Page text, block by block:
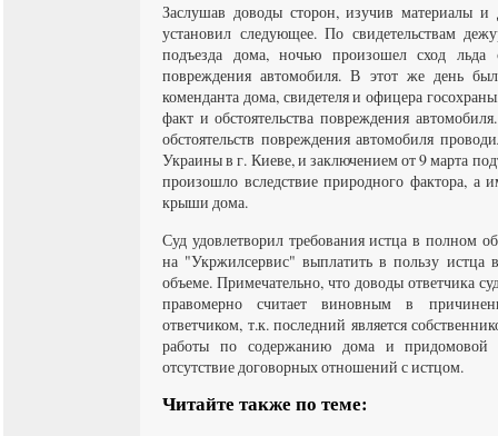
Заслушав доводы сторон, изучив материалы и
установил следующее. По свидетельствам
подъезда дома, ночью произошел сход
повреждения автомобиля. В этот же день
коменданта дома, свидетеля и офицера
факт и обстоятельства повреждения
обстоятельств повреждения автомобиля
Украины в г. Киеве, и заключением от 9 марта
произошло вследствие природного фактора,
крыши дома.
Суд удовлетворил требования истца в полном
на "Укржилсервис" выплатить в пользу истца
объеме. Примечательно, что доводы ответчика
правомерно считает виновным в
ответчиком, т.к. последний является
работы по содержанию дома и придомовой
отсутствие договорных отношений с истцом.
Читайте также по теме: